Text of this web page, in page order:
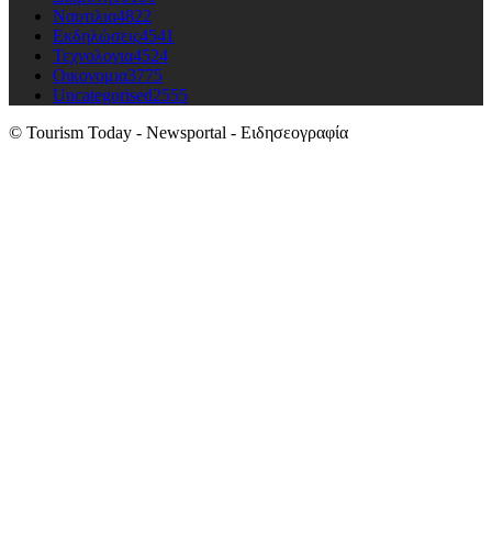
Ναυτιλια4822
Εκδηλώσεις4541
Τεχνολογια4524
Οικονομια3775
Uncategorised2555
© Tourism Today - Newsportal - Ειδησεογραφία